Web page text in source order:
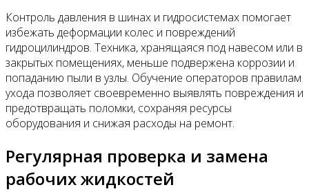
Видео
Контроль давления в шинах и гидросистемах помогает
избежать деформации колес и повреждений
гидроцилиндров. Техника, хранящаяся под навесом или в
закрытых помещениях, меньше подвержена коррозии и
попаданию пыли в узлы. Обучение операторов правилам
ухода позволяет своевременно выявлять повреждения и
предотвращать поломки, сохраняя ресурсы
оборудования и снижая расходы на ремонт.
Регулярная проверка и замена
рабочих жидкостей